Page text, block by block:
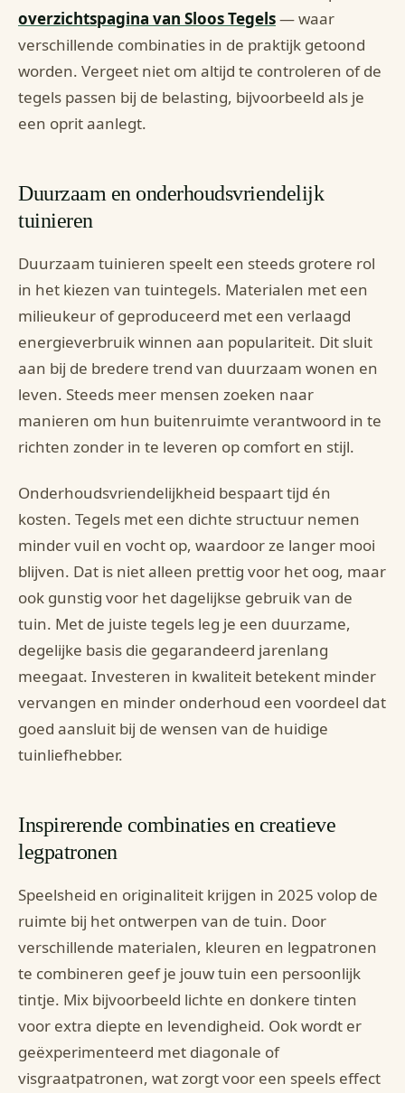
overzichtspagina van Sloos Tegels— waar
verschillende combinaties in de praktijk getoond
worden. Vergeet niet om altijd te controleren of de
tegels passen bij de belasting, bijvoorbeeld als je
een oprit aanlegt.
Duurzaam en onderhoudsvriendelijk
tuinieren
Duurzaam tuinieren speelt een steeds grotere rol
in het kiezen van tuintegels. Materialen met een
milieukeur of geproduceerd met een verlaagd
energieverbruik winnen aan populariteit. Dit sluit
aan bij de bredere trend van duurzaam wonen en
leven. Steeds meer mensen zoeken naar
manieren om hun buitenruimte verantwoord in te
richten zonder in te leveren op comfort en stijl.
Onderhoudsvriendelijkheid bespaart tijd én
kosten. Tegels met een dichte structuur nemen
minder vuil en vocht op, waardoor ze langer mooi
blijven. Dat is niet alleen prettig voor het oog, maar
ook gunstig voor het dagelijkse gebruik van de
tuin. Met de juiste tegels leg je een duurzame,
degelijke basis die gegarandeerd jarenlang
meegaat. Investeren in kwaliteit betekent minder
vervangen en minder onderhoud een voordeel dat
goed aansluit bij de wensen van de huidige
tuinliefhebber.
Inspirerende combinaties en creatieve
legpatronen
Speelsheid en originaliteit krijgen in 2025 volop de
ruimte bij het ontwerpen van de tuin. Door
verschillende materialen, kleuren en legpatronen
te combineren geef je jouw tuin een persoonlijk
tintje. Mix bijvoorbeeld lichte en donkere tinten
voor extra diepte en levendigheid. Ook wordt er
geëxperimenteerd met diagonale of
visgraatpatronen, wat zorgt voor een speels effect